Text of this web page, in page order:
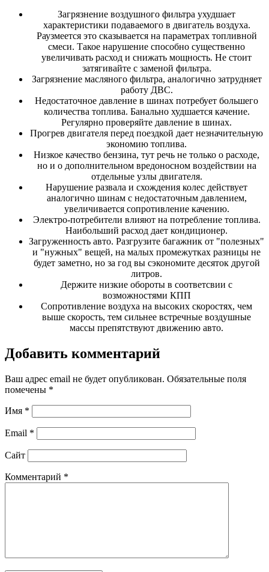
Загрязнение воздушного фильтра ухудшает
характеристики подаваемого в двигатель воздуха.
Раузмеется это сказывается на параметрах топливной
смеси. Такое нарушение способно существенно
увеличивать расход и снижать мощность. Не стоит
затягивайте с заменой фильтра.
Загрязнение масляного фильтра, аналогично затрудняет
работу ДВС.
Недостаточное давление в шинах потребует большего
количества топлива. Банально худшается качение.
Регулярно проверяйте давление в шинах.
Прогрев двигателя перед поездкой дает незначительную
экономию топлива.
Низкое качество бензина, тут речь не только о расходе,
но и о дополнительном вредоносном воздействии на
отдельные узлы двигателя.
Нарушение развала и схождения колес действует
аналогично шинам с недостаточным давлением,
увеличивается сопротивление качению.
Электро-потребители влияют на потребление топлива.
Наибольший расход дает кондиционер.
Загруженность авто. Разгрузите багажник от "полезных"
и "нужных" вещей, на малых промежутках разницы не
будет заметно, но за год вы сэкономите десяток другой
литров.
Держите низкие обороты в соответсвии с
возможностями КПП
Сопротивление воздуха на высоких скоростях, чем
выше скорость, тем сильнее встречные воздушные
массы препятствуют движению авто.
Добавить комментарий
Ваш адрес email не будет опубликован. Обязательные поля
помечены *
Имя *
Email *
Сайт
Комментарий *